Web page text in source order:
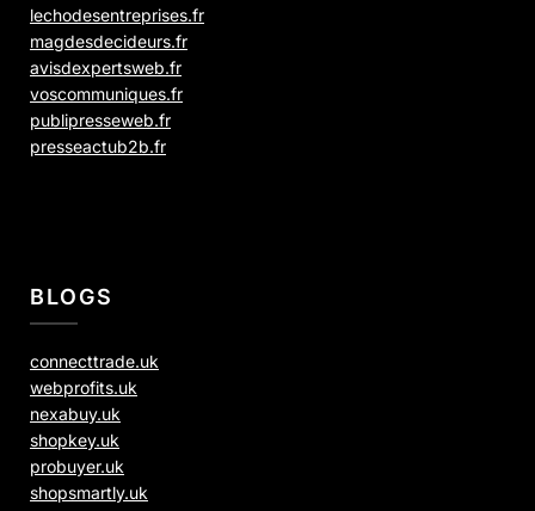
lechodesentreprises.fr
magdesdecideurs.fr
avisdexpertsweb.fr
voscommuniques.fr
publipresseweb.fr
presseactub2b.fr
BLOGS
connecttrade.uk
webprofits.uk
nexabuy.uk
shopkey.uk
probuyer.uk
shopsmartly.uk